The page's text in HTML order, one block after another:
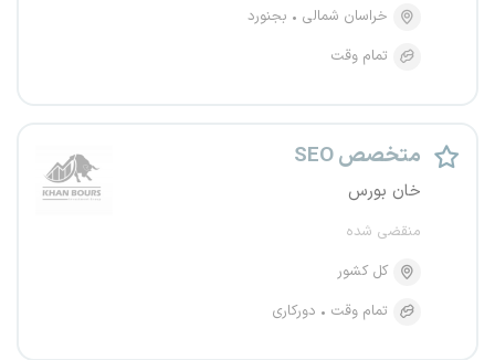
خراسان شمالی
بجنورد
تمام وقت
متخصص SEO
خان بورس
منقضی شده
کل کشور
تمام وقت
دورکاری